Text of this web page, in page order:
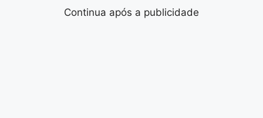
Continua após a publicidade